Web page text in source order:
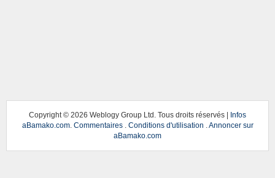
Copyright © 2026 Weblogy Group Ltd. Tous droits réservés | Infos
aBamako.com. Commentaires. Conditions d'utilisation
Annoncer sur
aBamako.com